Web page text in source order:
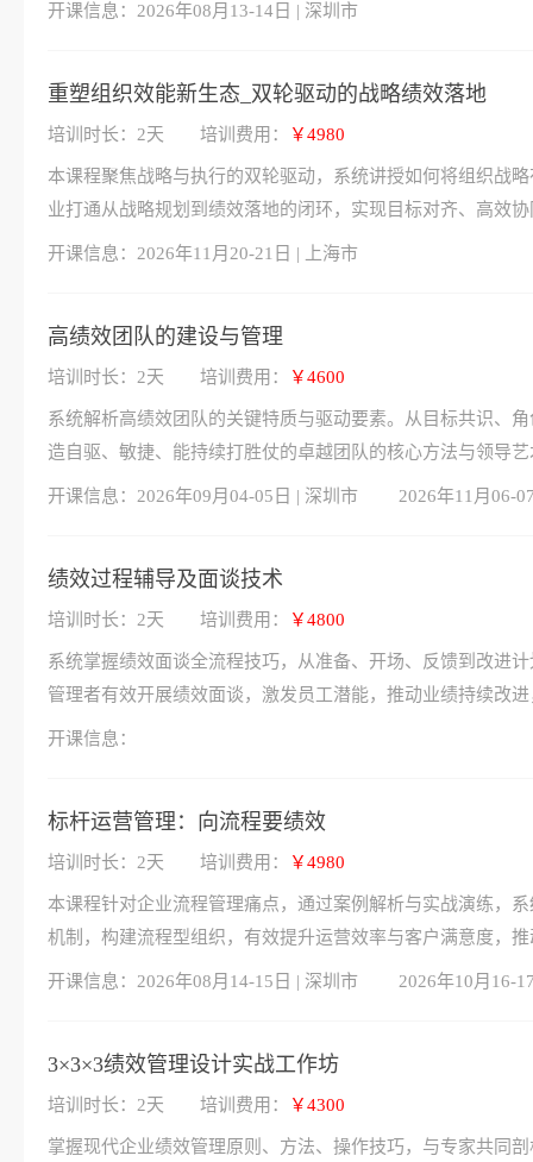
开课信息： 2026年08月13-14日 | 深圳市
重塑组织效能新生态_双轮驱动的战略绩效落地
培训时长：2天 培训费用： ￥4980
本课程聚焦战略与执行的双轮驱动，系统讲授如何将组织战
业打通从战略规划到绩效落地的闭环，实现目标对齐、高效
开课信息： 2026年11月20-21日 | 上海市
高绩效团队的建设与管理
培训时长：2天 培训费用： ￥4600
系统解析高绩效团队的关键特质与驱动要素。从目标共识、
造自驱、敏捷、能持续打胜仗的卓越团队的核心方法与领导艺
开课信息： 2026年09月04-05日 | 深圳市 2026年11月06-
绩效过程辅导及面谈技术
培训时长：2天 培训费用： ￥4800
系统掌握绩效面谈全流程技巧，从准备、开场、反馈到改进
管理者有效开展绩效面谈，激发员工潜能，推动业绩持续改
开课信息：
标杆运营管理：向流程要绩效
培训时长：2天 培训费用： ￥4980
本课程针对企业流程管理痛点，通过案例解析与实战演练，
机制，构建流程型组织，有效提升运营效率与客户满意度，
开课信息： 2026年08月14-15日 | 深圳市 2026年10月16-
3×3×3绩效管理设计实战工作坊
培训时长：2天 培训费用： ￥4300
掌握现代企业绩效管理原则、方法、操作技巧，与专家共同